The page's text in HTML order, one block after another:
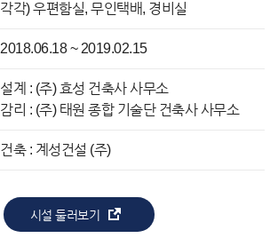
각각) 우편함실, 무인택배, 경비실
2018.06.18 ~ 2019.02.15
설계 : (주) 효성 건축사 사무소
감리 : (주) 태원 종합 기술단 건축사 사무소
건축 : 계성건설 (주)
시설 둘러보기